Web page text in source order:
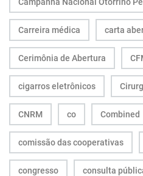
Carreira médica carta
Cerimônia de Abertura
cigarros eletrônicos
CNRM co Combined
comissão das cooperativas
congresso consulta